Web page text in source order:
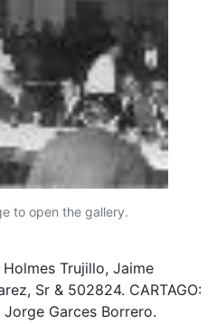
to open the gallery.
Trujillo, Jaime
Sr & 502824. CARTAGO:
Garces Borrero.